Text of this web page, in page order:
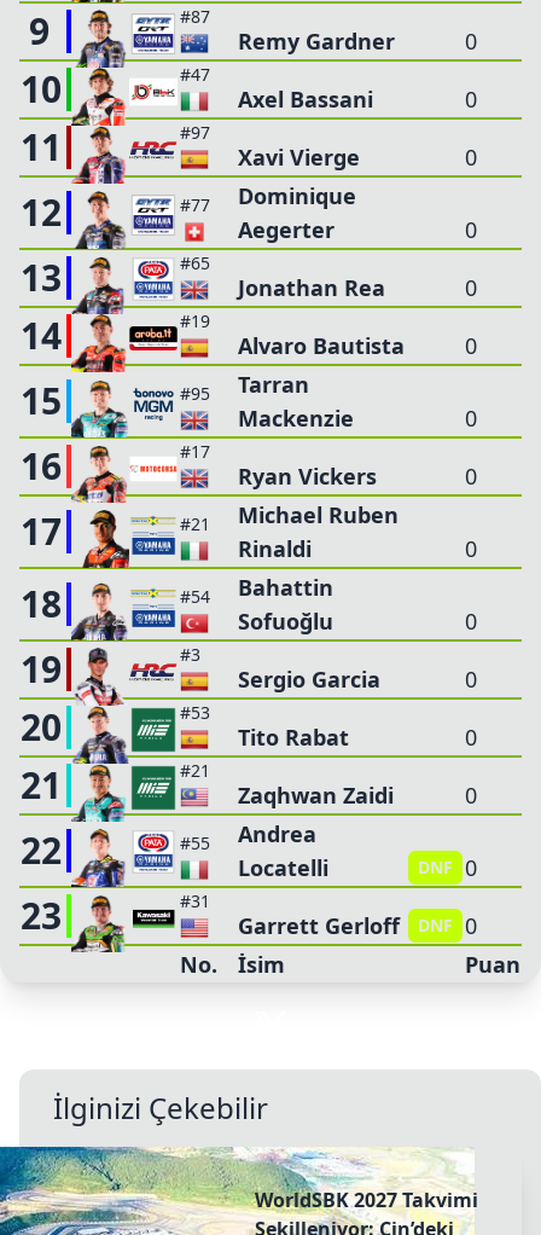
9 #87
Remy Gardner 0
10 #47
Axel Bassani 0
11 #97
Xavi Vierge 0
12 #77
Dominique
Aegerter
0
13 #65
Jonathan Rea 0
14 #19
Alvaro Bautista 0
15 #95
Tarran
Mackenzie
0
16 #17
Ryan Vickers 0
17 #21
Michael Ruben
Rinaldi
0
18 #54
Bahattin
Sofuoğlu
0
19 #3
Sergio Garcia 0
20 #53
Tito Rabat 0
21 #21
Zaqhwan Zaidi 0
22 #55
Andrea
Locatelli
DNF 0
23 #31
Garrett Gerloff DNF
0
No.
İsim Puan
İlginizi Çekebilir
WorldSBK 2027 Takvimi
Şekilleniyor: Çin’deki